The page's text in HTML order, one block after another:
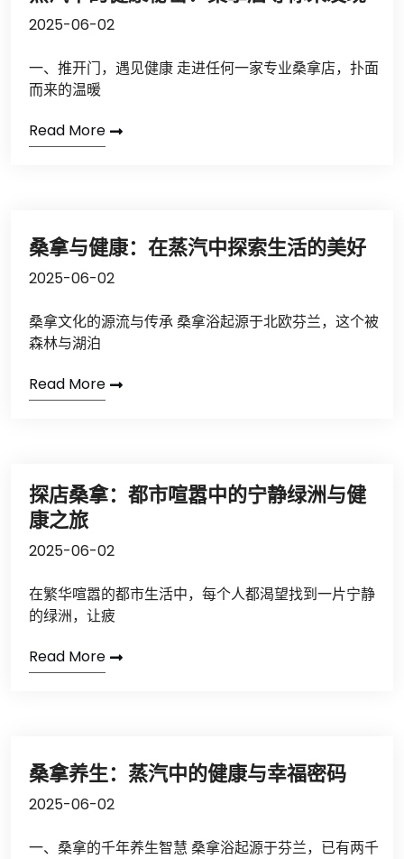
2025-06-02
一、推开门，遇见健康 走进任何一家专业桑拿店，扑面
而来的温暖
Read More
桑拿与健康：在蒸汽中探索生活的美好
2025-06-02
桑拿文化的源流与传承 桑拿浴起源于北欧芬兰，这个被
森林与湖泊
Read More
探店桑拿：都市喧嚣中的宁静绿洲与健
康之旅
2025-06-02
在繁华喧嚣的都市生活中，每个人都渴望找到一片宁静
的绿洲，让疲
Read More
桑拿养生：蒸汽中的健康与幸福密码
2025-06-02
一、桑拿的千年养生智慧 桑拿浴起源于芬兰，已有两千